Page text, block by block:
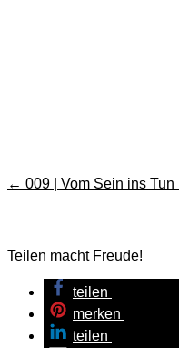
← 009 | Vom Sein ins Tun
Teilen macht Freude!
teilen
merken
teilen